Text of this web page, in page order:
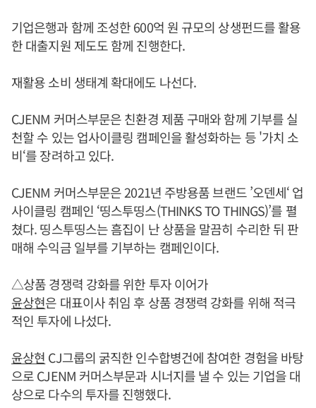
기업은행과 함께 조성한 600억 원 규모의 상생펀드를 활용
한 대출지원 제도도 함께 진행한다.
재활용 소비 생태계 확대에도 나선다.
CJENM 커머스부문은 친환경 제품 구매와 함께 기부를 실
천할 수 있는 업사이클링 캠페인을 활성화하는 등 '가치 소
비‘를 장려하고 있다.
CJENM 커머스부문은 2021년 주방용품 브랜드 ’오덴세‘ 업
사이클링 캠페인 ‘띵스투띵스(THINKS TO THINGS)’를 펼
쳤다. 띵스투띵스는 흠집이 난 상품을 말끔히 수리한 뒤 판
매해 수익금 일부를 기부하는 캠페인이다.
△상품 경쟁력 강화를 위한 투자 이어가
윤상현은 대표이사 취임 후 상품 경쟁력 강화를 위해 적극
적인 투자에 나섰다.
윤상현 CJ그룹의 굵직한 인수합병건에 참여한 경험을 바탕
으로 CJENM 커머스부문과 시너지를 낼 수 있는 기업을 대
상으로 다수의 투자를 진행했다.